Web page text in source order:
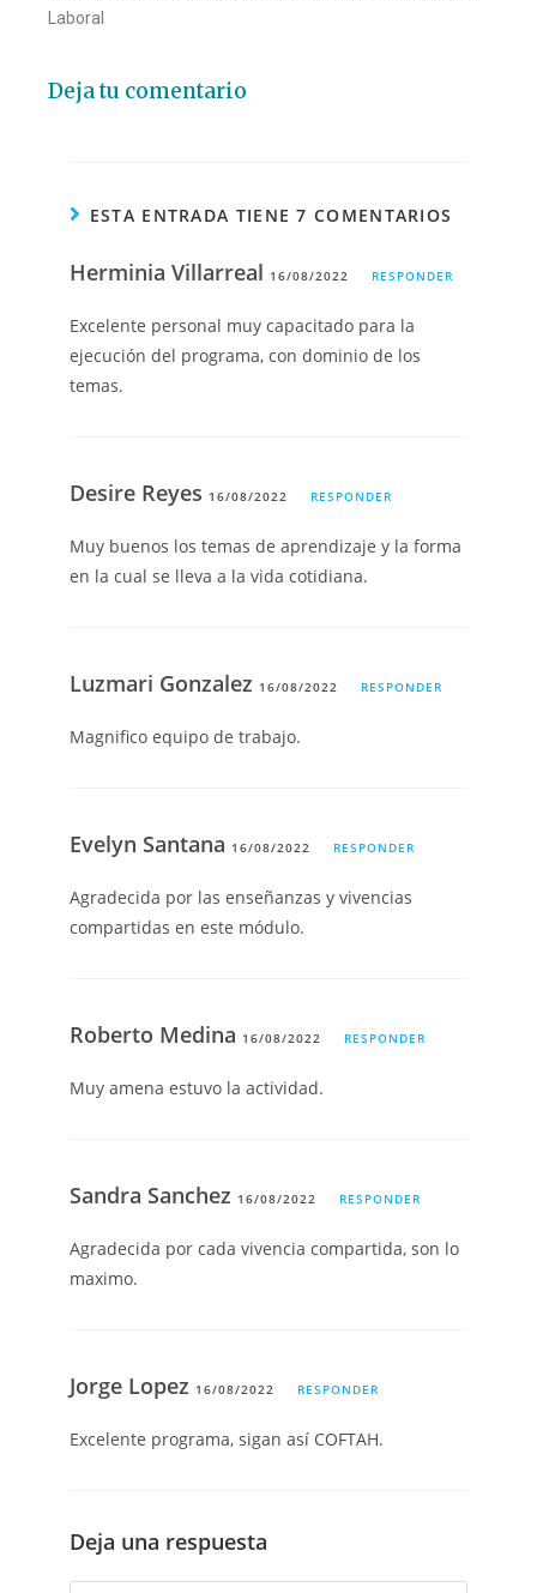
Laboral
Deja tu comentario
ESTA ENTRADA TIENE 7 COMENTARIOS
Herminia Villarreal 16/08/2022 RESPONDER
Excelente personal muy capacitado para la
ejecución del programa, con dominio de los
temas.
Desire Reyes 16/08/2022 RESPONDER
Muy buenos los temas de aprendizaje y la forma
en la cual se lleva a la vida cotidiana.
Luzmari Gonzalez 16/08/2022 RESPONDER
Magnifico equipo de trabajo.
Evelyn Santana 16/08/2022 RESPONDER
Agradecida por las enseñanzas y vivencias
compartidas en este módulo.
Roberto Medina 16/08/2022 RESPONDER
Muy amena estuvo la actividad.
Sandra Sanchez 16/08/2022 RESPONDER
Agradecida por cada vivencia compartida, son lo
maximo.
Jorge Lopez 16/08/2022 RESPONDER
Excelente programa, sigan así COFTAH.
Deja una respuesta